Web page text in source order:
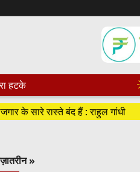
हटके
सारे रास्ते बंद हैं : राहुल गांधी
»